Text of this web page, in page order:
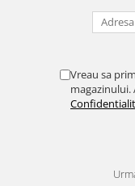
Vreau sa
magazinului.